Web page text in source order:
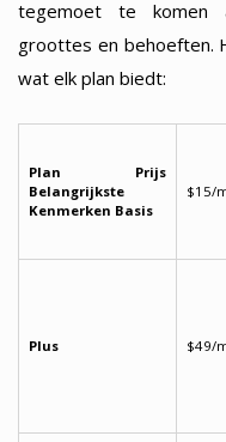
tegemoet te komen
groottes en behoeften.
wat elk plan biedt:
Plan
Prijs
Belangrijkste
Kenmerken Basis
$15/
Plus $49/